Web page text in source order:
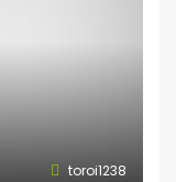
toroi1238